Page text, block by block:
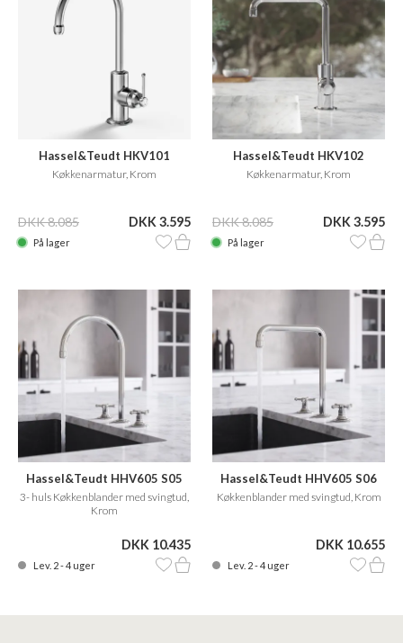
Hassel&Teudt HKV101
Køkkenarmatur, Krom
DKK 8.085 DKK 3.595
På lager
Hassel&Teudt HKV102
Køkkenarmatur, Krom
DKK 8.085 DKK 3.595
På lager
Hassel&Teudt HHV605 S05
3- huls Køkkenblander med svingtud,
Krom
DKK 10.435
Lev. 2 - 4 uger
Hassel&Teudt HHV605 S06
Køkkenblander med svingtud, Krom
DKK 10.655
Lev. 2 - 4 uger